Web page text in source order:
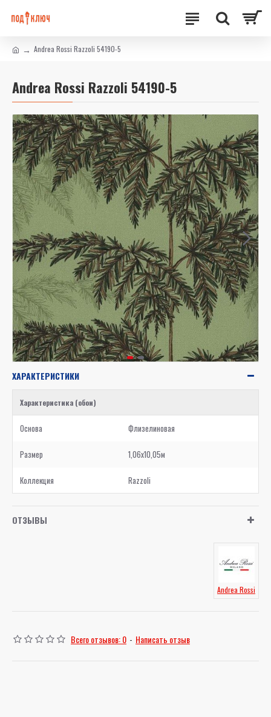
Andrea Rossi Razzoli 54190-5
Andrea Rossi Razzoli 54190-5
ХАРАКТЕРИСТИКИ
Характеристика (обои)
Основа Флизелиновая
Размер 1,06x10,05м
Коллекция Razzoli
ОТЗЫВЫ
Andrea Rossi
Всего отзывов: 0 - Написать отзыв